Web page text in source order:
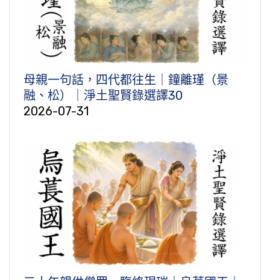
母親一句話，四代都往生｜鐘離瑾（景
融、松）｜淨土聖賢錄選譯30
2026-07-31